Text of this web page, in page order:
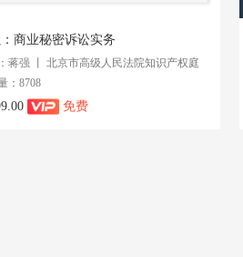
商业秘密诉讼实务
蒋强 丨 北京市高级人民法院知识产权庭
：8708
免费